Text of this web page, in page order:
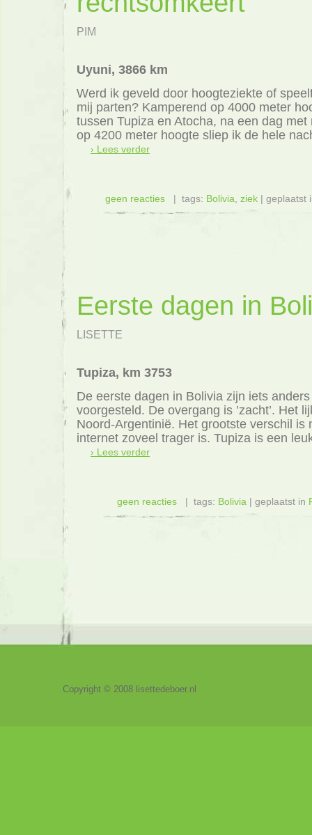
PIM
Uyuni, 3866 km
Werd ik geveld door hoogteziekte of
mij parten? Kamperend op 4000 meter
tussen Tupiza en Atocha, na een dag met
op 4200 meter hoogte sliep ik de hele
› Lees verder
geen reacties | tags: Bolivia, ziek | geplaatst
Eerste dagen in
LISETTE
Tupiza, km 3753
De eerste dagen in Bolivia zijn iets
voorgesteld. De overgang is ’zacht’. Het
Noord-Argentinië. Het grootste verschil is
internet zoveel trager is. Tupiza is een
› Lees verder
geen reacties| tags: Bolivia| geplaatst in
Copyright © 2008 lisettedeboer.nl